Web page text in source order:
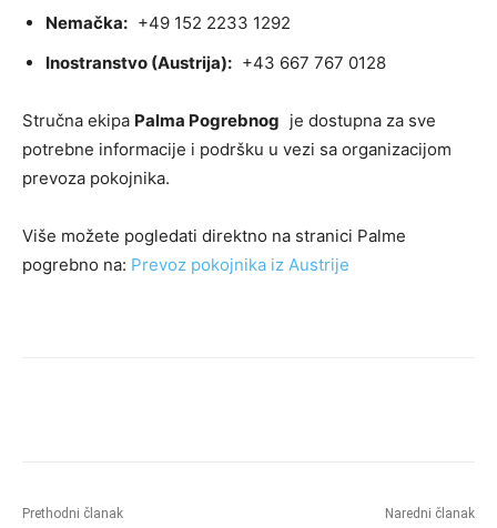
Nemačka: +49 152 2233 1292
Inostranstvo (Austrija): +43 667 767 0128
Stručna ekipa Palma Pogrebnog je dostupna za sve
potrebne informacije i podršku u vezi sa organizacijom
prevoza pokojnika.
Više možete pogledati direktno na stranici Palme
pogrebno na: Prevoz pokojnika iz Austrije
Prethodni članak Naredni članak